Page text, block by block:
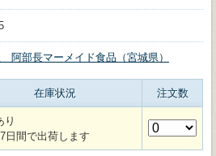
阿部長マーメイド食品（宮城県）
在庫状況 注文数
り
日間で出荷します